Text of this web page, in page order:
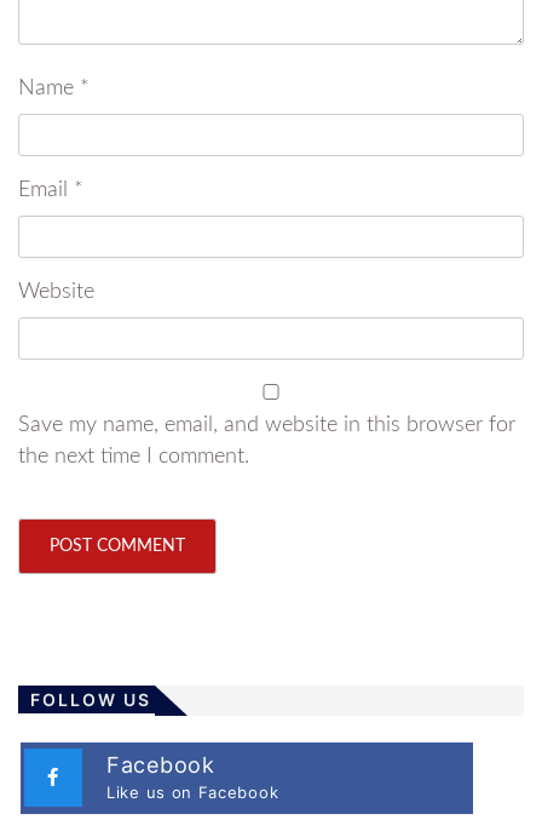
Name *
Email *
Website
Save my name, email, and website in this browser for
the next time I comment.
FOLLOW US
Facebook
Like us on Facebook